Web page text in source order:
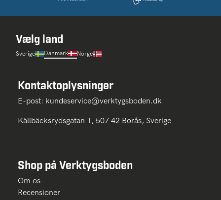
Vælg land
Sverige Danmark Norge
Kontaktoplysninger
E-post: kundeservice@verktygsboden.dk
Källbäcksrydsgatan 1, 507 42 Borås, Sverige
Shop på Verktygsboden
Om os
Recensioner